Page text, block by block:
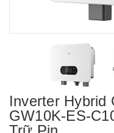
Inverter Hybrid
GW10K-ES-